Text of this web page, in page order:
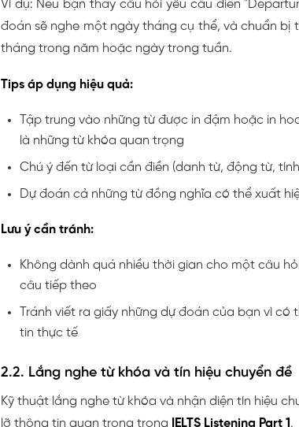
Ví dụ: Nếu bạn thấy câu hỏi yêu cầu điền
đoán sẽ nghe một ngày tháng cụ thể, và chuẩn bị
tháng trong năm hoặc ngày trong tuần.
Tips áp dụng hiệu quả:
Tập trung vào những từ được in đậm hoặc in
là những từ khóa quan trọng
Chú ý đến từ loại cần điền (danh từ, động từ,
Dự đoán cả những từ đồng nghĩa có thể xuất
Lưu ý cần tránh:
Không dành quá nhiều thời gian cho một câu
câu tiếp theo
Tránh viết ra giấy những dự đoán của bạn vì có
tin thực tế
2.2. Lắng nghe từ khóa và tín hiệu chuyển đề
Kỹ thuật lắng nghe từ khóa và nhận diện tín hiệu
lỡ thông tin quan trọng trong
IELTS Listening Part 1 .